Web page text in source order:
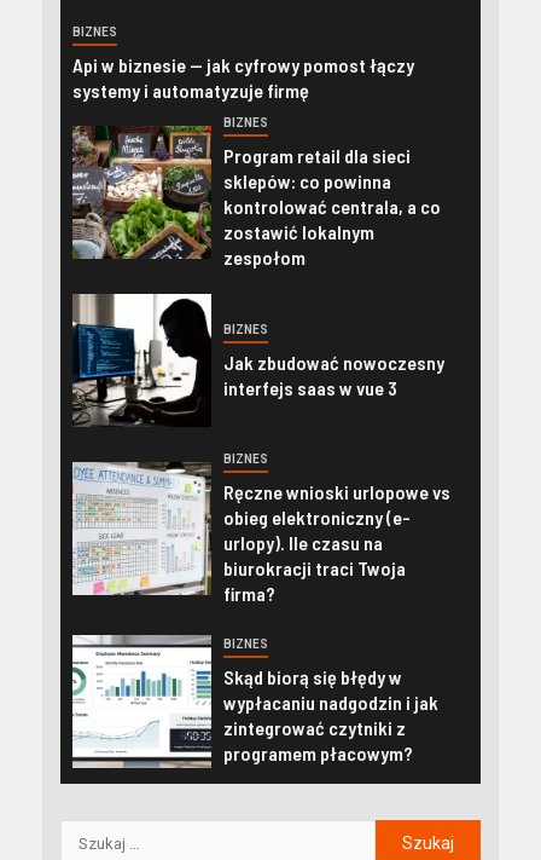
BIZNES
Api w biznesie — jak cyfrowy pomost łączy
systemy i automatyzuje firmę
BIZNES
Program retail dla sieci
sklepów: co powinna
kontrolować centrala, a co
zostawić lokalnym
zespołom
BIZNES
Jak zbudować nowoczesny
interfejs saas w vue 3
BIZNES
Ręczne wnioski urlopowe vs
obieg elektroniczny (e-
urlopy). Ile czasu na
biurokracji traci Twoja
firma?
BIZNES
Skąd biorą się błędy w
wypłacaniu nadgodzin i jak
zintegrować czytniki z
programem płacowym?